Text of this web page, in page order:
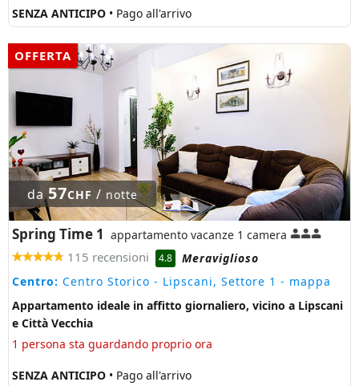
SENZA ANTICIPO • Pago all'arrivo
OFFERTA
da57CHF / notte
Spring Time 1 appartamento vacanze 1 camera
115 recensioni 4.8
Meraviglioso
Centro: Centro Storico - Lipscani, Settore 1 - mappa
Appartamento ideale in affitto giornaliero, vicino a Lipscani
e Città Vecchia
1 persona sta guardando proprio ora
SENZA ANTICIPO • Pago all'arrivo